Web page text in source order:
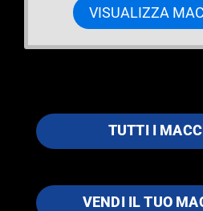
VISUALIZZA
TUTTI I
VENDI IL TUO